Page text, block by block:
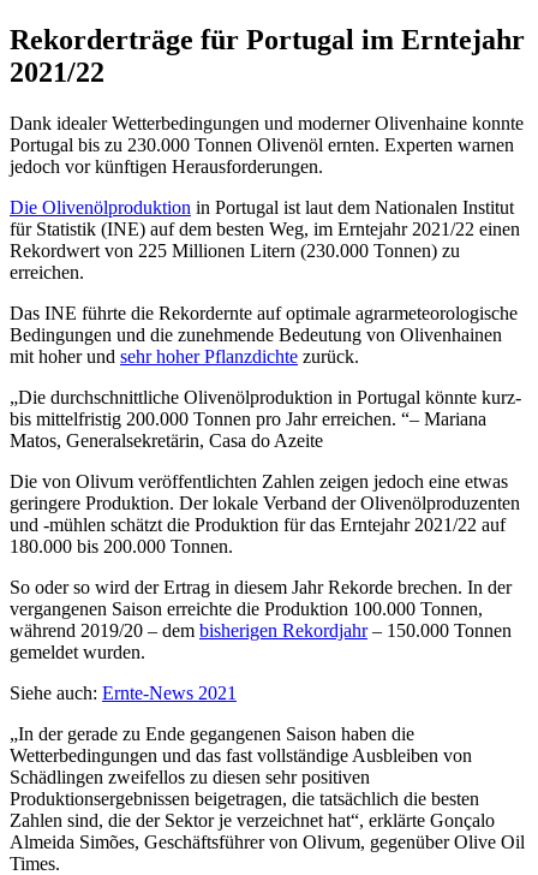
Rekorderträge für Portugal im Erntejahr
2021/22
Dank idealer Wetterbedingungen und moderner Olivenhaine konnte
Portugal bis zu 230.000 Tonnen Olivenöl ernten. Experten warnen
jedoch vor künftigen Herausforderungen.
Die Olivenölproduktion in Portugal ist laut dem Nationalen Institut
für Statistik (INE) auf dem besten Weg, im Erntejahr 2021/22 einen
Rekordwert von 225 Millionen Litern (230.000 Tonnen) zu
erreichen.
Das INE führte die Rekordernte auf optimale agrarmeteorologische
Bedingungen und die zunehmende Bedeutung von Olivenhainen
mit hoher und sehr hoher Pflanzdichte zurück.
Die durchschnittliche Olivenölproduktion in Portugal könnte kurz-
bis mittelfristig 200.000 Tonnen pro Jahr erreichen.
– Mariana
Matos, Generalsekretärin, Casa do Azeite
Die von Olivum veröffentlichten Zahlen zeigen jedoch eine etwas
geringere Produktion. Der lokale Verband der Olivenölproduzenten
und -mühlen schätzt die Produktion für das Erntejahr 2021/22 auf
180.000 bis 200.000 Tonnen.
So oder so wird der Ertrag in diesem Jahr Rekorde brechen. In der
vergangenen Saison erreichte die Produktion 100.000 Tonnen,
während 2019/20 – dem bisherigen Rekordjahr– 150.000 Tonnen
gemeldet wurden.
Siehe auch: Ernte-News 2021
„In der gerade zu Ende gegangenen Saison haben die
Wetterbedingungen und das fast vollständige Ausbleiben von
Schädlingen zweifellos zu diesen sehr positiven
Produktionsergebnissen beigetragen, die tatsächlich die besten
Zahlen sind, die der Sektor je verzeichnet hat“, erklärte Gonçalo
Almeida Simões, Geschäftsführer von Olivum, gegenüber Olive Oil
Times.